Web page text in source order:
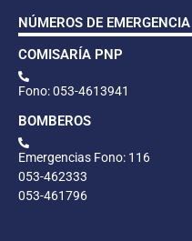
NÚMEROS DE EMERGENCIA
COMISARÍA PNP
Fono: 053-4613941
BOMBEROS
Emergencias Fono: 116
053-462333
053-461796